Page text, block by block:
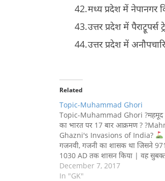
मध्य प्रदेश में नेपानगर
उत्तर प्रदेश में
उत्तर प्रदेश में
Related
Topic-Muhammad Ghori
Topic-Muhammad Ghori ?महमूद
का भारत पर 17 बार आक्रमण ?
Ghazni's Invasions of India?
गजनवी, गजनी का शासक था जिसने
1030 AD तक शासन किया | वह
पुत्र था | भारत की धन-संपत्ति से
गजनवी ने भारत पर कई बार…
December 7, 2017
In "GK"